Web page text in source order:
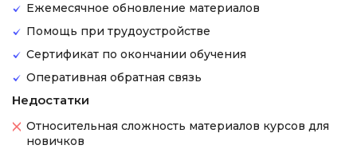
Ежемесячное обновление материалов
Помощь при трудоустройстве
Сертификат по окончании обучения
Оперативная обратная связь
Недостатки
Относительная сложность материалов курсов для
новичков